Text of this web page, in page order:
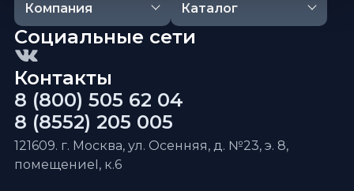
Компания Каталог
Контакты
8 (800) 505 62 04
8 (8552) 205 005
121609. г. Москва, ул. Осенняя, д. №23, э. 8,
помещениеI, к.6
Социальные сети